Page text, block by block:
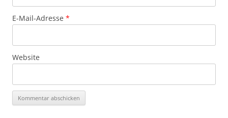
E-Mail-Adresse *
Website